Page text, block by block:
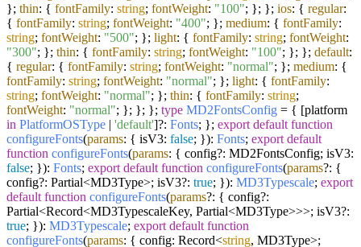
}; thin: { fontFamily: string; fontWeight: "100"; }; }; ios: { regular:
{ fontFamily: string; fontWeight: "400"; }; medium: { fontFamily:
string; fontWeight: "500"; }; light: { fontFamily: string; fontWeight:
"300"; }; thin: { fontFamily: string; fontWeight: "100"; }; }; default:
{ regular: { fontFamily: string; fontWeight: "normal"; }; medium: {
fontFamily: string; fontWeight: "normal"; }; light: { fontFamily:
string; fontWeight: "normal"; }; thin: { fontFamily: string;
fontWeight: "normal"; }; }; }; type MD2FontsConfig = { [platform
in PlatformOSType | 'default']?: Fonts; }; export default function
configureFonts(params: { isV3: false; }): Fonts; export default
function configureFonts(params: { config?: MD2FontsConfig; isV3:
false; }): Fonts; export default function configureFonts(params?: {
config?: Partial<MD3Type>; isV3?: true; }): MD3Typescale; export
default function configureFonts(params?: { config?:
Partial<Record<MD3TypescaleKey, Partial<MD3Type>>>; isV3?:
true; }): MD3Typescale; export default function
configureFonts(params: { config: Record<string, MD3Type>;